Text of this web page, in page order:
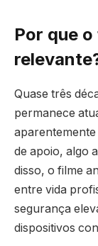
Por que
Quase três
permanece
de apoio, algo
disso, o filme
entre vida
segurança
dispositivos